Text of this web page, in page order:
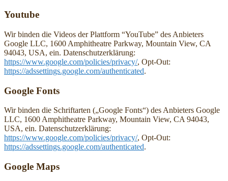
Youtube
Wir binden die Videos der Plattform “YouTube” des Anbieters
Google LLC, 1600 Amphitheatre Parkway, Mountain View, CA
94043, USA, ein. Datenschutzerklärung:
https://www.google.com/policies/privacy/, Opt-Out:
https://adssettings.google.com/authenticated.
Google Fonts
Wir binden die Schriftarten („Google Fonts“) des Anbieters Google
LLC, 1600 Amphitheatre Parkway, Mountain View, CA 94043,
USA, ein. Datenschutzerklärung:
https://www.google.com/policies/privacy/, Opt-Out:
https://adssettings.google.com/authenticated.
Google Maps